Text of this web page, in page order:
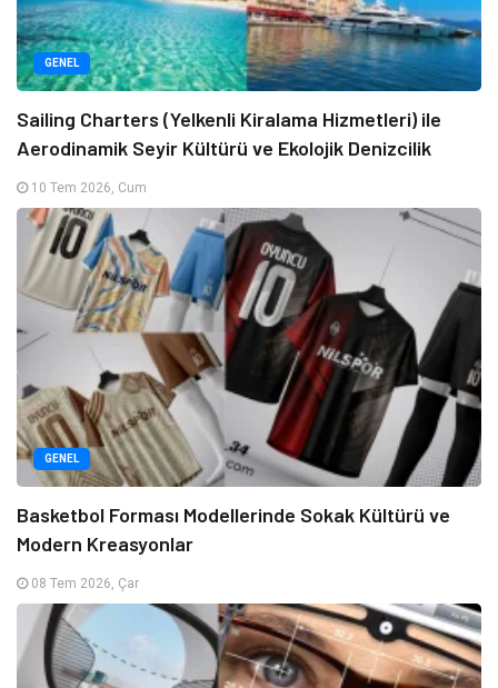
GENEL
Sailing Charters (Yelkenli Kiralama Hizmetleri) ile
Aerodinamik Seyir Kültürü ve Ekolojik Denizcilik
10 Tem 2026, Cum
GENEL
Basketbol Forması Modellerinde Sokak Kültürü ve
Modern Kreasyonlar
08 Tem 2026, Çar